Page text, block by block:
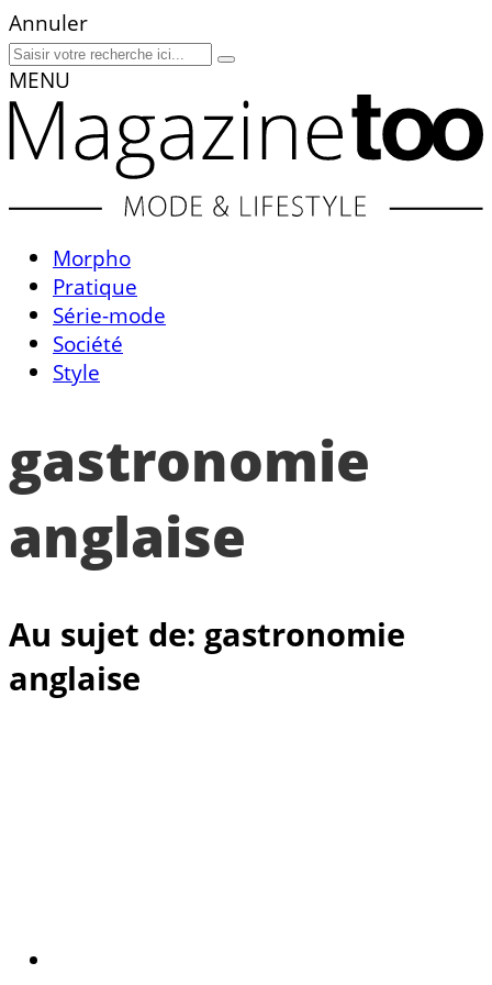
Annuler
MENU
Morpho
Pratique
Série-mode
Société
Style
gastronomie
anglaise
Au sujet de: gastronomie
anglaise